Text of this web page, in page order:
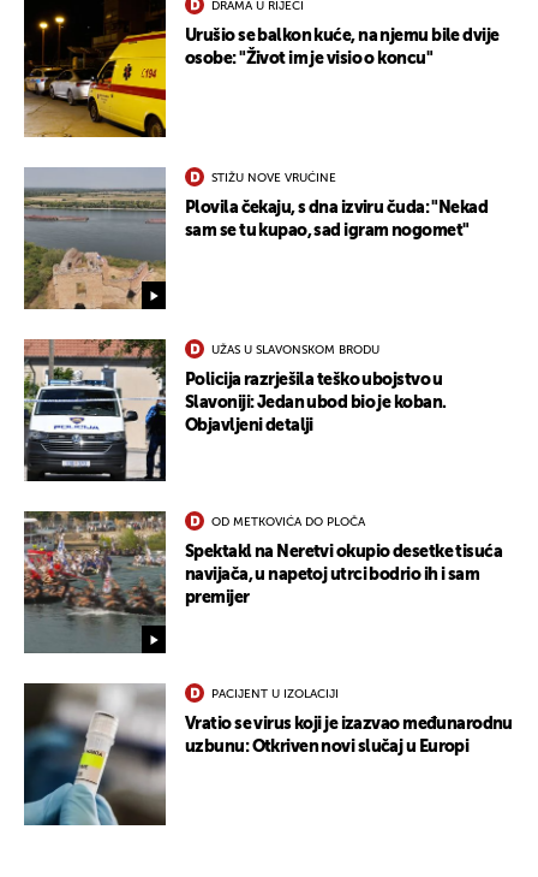
DRAMA U RIJECI
Urušio se balkon kuće, na njemu bile dvije
osobe: "Život im je visio o koncu"
STIŽU NOVE VRUĆINE
Plovila čekaju, s dna izviru čuda: "Nekad
sam se tu kupao, sad igram nogomet"
UŽAS U SLAVONSKOM BRODU
Policija razrješila teško ubojstvo u
Slavoniji: Jedan ubod bio je koban.
Objavljeni detalji
OD METKOVIĆA DO PLOČA
Spektakl na Neretvi okupio desetke tisuća
navijača, u napetoj utrci bodrio ih i sam
premijer
PACIJENT U IZOLACIJI
Vratio se virus koji je izazvao međunarodnu
uzbunu: Otkriven novi slučaj u Europi
UKLJUČITE NOTIFIKACIJE